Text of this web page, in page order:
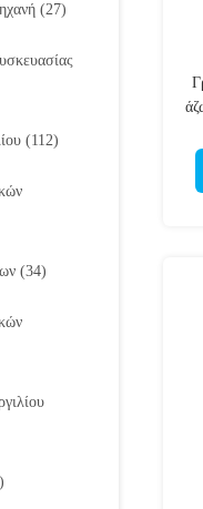
(27)
(112)
(34)